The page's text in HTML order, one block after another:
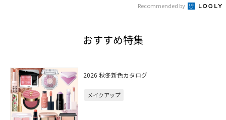
Recommended by
おすすめ特集
2026 秋冬新色カタログ
メイクアップ